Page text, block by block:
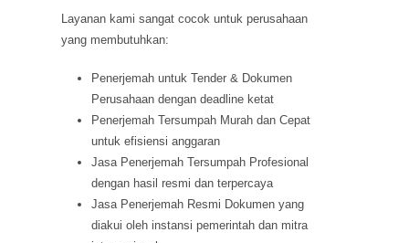
Layanan kami sangat cocok untuk perusahaan
yang membutuhkan:
Penerjemah untuk Tender & Dokumen
Perusahaan dengan deadline ketat
Penerjemah Tersumpah Murah dan Cepat
untuk efisiensi anggaran
Jasa Penerjemah Tersumpah Profesional
dengan hasil resmi dan terpercaya
Jasa Penerjemah Resmi Dokumen yang
diakui oleh instansi pemerintah dan mitra